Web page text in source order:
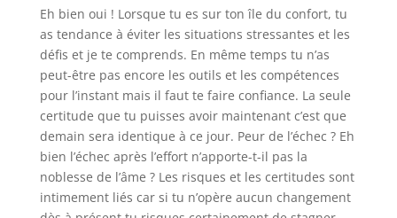
Eh bien oui ! Lorsque tu es sur ton île du confort, tu
as tendance à éviter les situations stressantes et les
défis et je te comprends. En même temps tu n’as
peut-être pas encore les outils et les compétences
pour l’instant mais il faut te faire confiance. La seule
certitude que tu puisses avoir maintenant c’est que
demain sera identique à ce jour. Peur de l’échec ? Eh
bien l’échec après l’effort n’apporte-t-il pas la
noblesse de l’âme ? Les risques et les certitudes sont
intimement liés car si tu n’opère aucun changement